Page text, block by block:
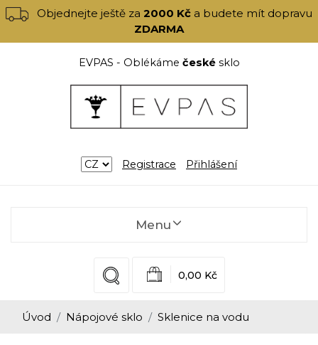
Objednejte ještě za2000 Kč a budete mít dopravu
ZDARMA
EVPAS - Oblékáme českésklo
Registrace Přihlášení
Menu
0,00 Kč
Úvod Nápojové sklo Sklenice na vodu